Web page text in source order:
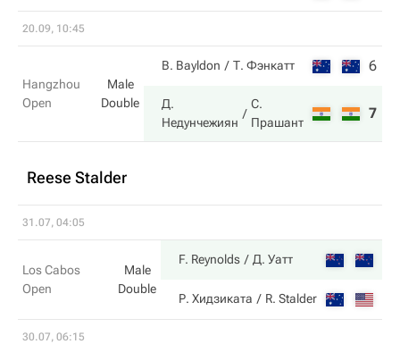
20.09, 10:45
Hangzhou
Open
Male
Double
B. Bayldon Т. Фэнкатт 6
Д.
Недунчежиян
С.
Прашант
7
Reese Stalder
31.07, 04:05
Los Cabos
Open
Male
Double
F. Reynolds Д. Уатт
Р. Хидзиката R. Stalder
30.07, 06:15